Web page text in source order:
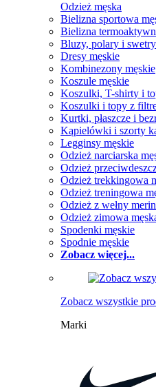
Odzież męska
Bielizna sportowa
Bielizna
Bluzy, polary i
Dresy męskie
Kombinezony męskie
Koszule męskie
Koszulki, T-shirty i
Koszulki i topy z
Kurtki, płaszcze i
Kąpielówki i szorty
Legginsy męskie
Odzież narciarska
Odzież
Odzież trekkingowa
Odzież treningowa
Odzież z wełny
Odzież zimowa
Spodenki męskie
Spodnie męskie
Zobacz więcej...
Zobacz wszystkie
Marki